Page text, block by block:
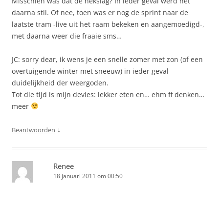
daarna stil. Of nee, toen was er nog de sprint naar de
laatste tram -live uit het raam bekeken en aangemoedigd-,
met daarna weer die fraaie sms…
JC: sorry dear, ik wens je een snelle zomer met zon (of een
overtuigende winter met sneeuw) in ieder geval
duidelijkheid der weergoden.
Tot die tijd is mijn devies: lekker eten en… ehm ff denken…
meer
Beantwoorden ↓
Renee
18 januari 2011 om 00:50